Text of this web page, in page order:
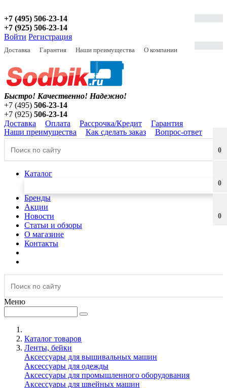
+7 (495) 506-23-14
+7 (925) 506-23-14
Войти Регистрация
Доставка Гарантия Наши преимущества О компании
0
0
0
Быстро! Качественно! Надежно!
+7 (495) 506-23-14
+7 (925) 506-23-14
Доставка
Оплата Рассрочка/Кредит
Гарантия
Наши преимущества
Как сделать заказ Вопрос-ответ
Каталог
Бренды
Акции
Новости
Статьи и обзоры
О магазине
Контакты
Меню
Каталог товаров
Ленты, бейки
Аксессуары для вышивальных машин
Аксессуары для одежды
Аксессуары для промышленного оборудования
Аксессуары для швейных машин